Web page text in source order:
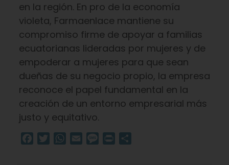
en la región. En pro de la economía
violeta, Farmaenlace mantiene su
compromiso firme de apoyar a familias
ecuatorianas lideradas por mujeres y de
empoderar a mujeres para que sean
dueñas de su negocio propio, la empresa
reconoce el papel fundamental en la
creación de un entorno empresarial más
justo y equitativo.
Facebook
TwitterWhatsApp
Email Message
Print